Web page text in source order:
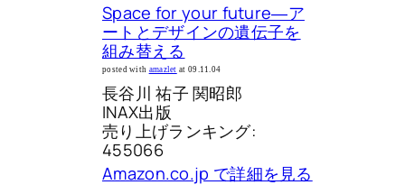
Space for your future―ア
ートとデザインの遺伝子を
組み替える
posted with amazlet at 09.11.04
長谷川 祐子 関昭郎
INAX出版
売り上げランキング:
455066
Amazon.co.jp で詳細を見る